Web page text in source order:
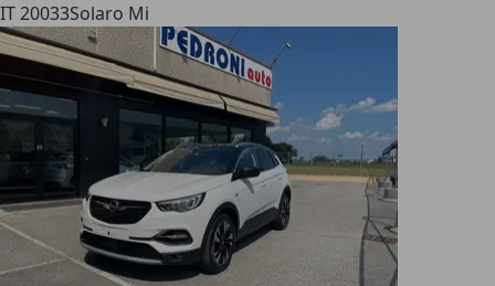
IT 20033Solaro Mi